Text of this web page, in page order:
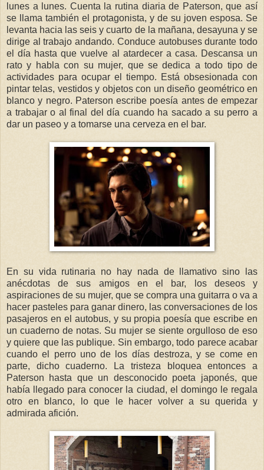
lunes a lunes. Cuenta la rutina diaria de Paterson, que así
se llama también el protagonista, y de su joven esposa. Se
levanta hacia las seis y cuarto de la mañana, desayuna y se
dirige al trabajo andando. Conduce autobuses durante todo
el día hasta que vuelve al atardecer a casa. Descansa un
rato y habla con su mujer, que se dedica a todo tipo de
actividades para ocupar el tiempo. Está obsesionada con
pintar telas, vestidos y objetos con un diseño geométrico en
blanco y negro. Paterson escribe poesía antes de empezar
a trabajar o al final del día cuando ha sacado a su perro a
dar un paseo y a tomarse una cerveza en el bar.
En su vida rutinaria no hay nada de llamativo sino las
anécdotas de sus amigos en el bar, los deseos y
aspiraciones de su mujer, que se compra una guitarra o va a
hacer pasteles para ganar dinero, las conversaciones de los
pasajeros en el autobus, y su propia poesía que escribe en
un cuaderno de notas. Su mujer se siente orgulloso de eso
y quiere que las publique. Sin embargo, todo parece acabar
cuando el perro uno de los días destroza, y se come en
parte, dicho cuaderno. La tristeza bloquea entonces a
Paterson hasta que un desconocido poeta japonés, que
había llegado para conocer la ciudad, el domingo le regala
otro en blanco, lo que le hacer volver a su querida y
admirada afición.